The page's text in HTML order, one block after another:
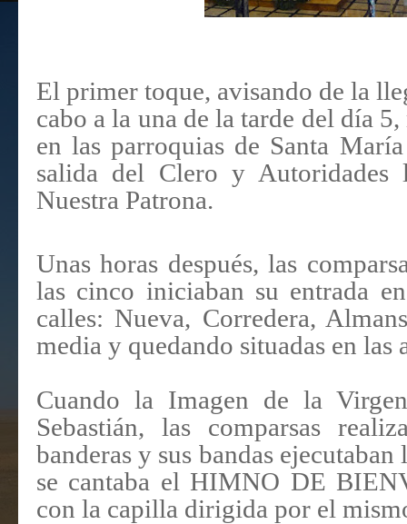
El primer toque, avisando de la
cabo a la una de la tarde del día
en las parroquias de Santa
salida del Clero y Autoridades
Nuestra Patrona.
Unas horas después, las
las cinco iniciaban su entrada
calles: Nueva, Corredera,
media y quedando situadas en las
Cuando la Imagen de la
Sebastián, las comparsas
banderas y sus bandas
se cantaba el HIMNO DE
con la capilla dirigida por el